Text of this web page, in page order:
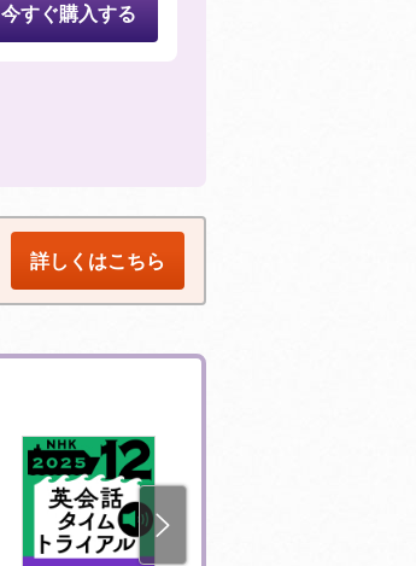
今すぐ購入する
詳しくはこちら